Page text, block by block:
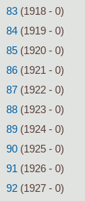
83(1918 - 0)
84(1919 - 0)
85(1920 - 0)
86(1921 - 0)
87(1922 - 0)
88(1923 - 0)
89(1924 - 0)
90(1925 - 0)
91 (1926 - 0)
92(1927 - 0)